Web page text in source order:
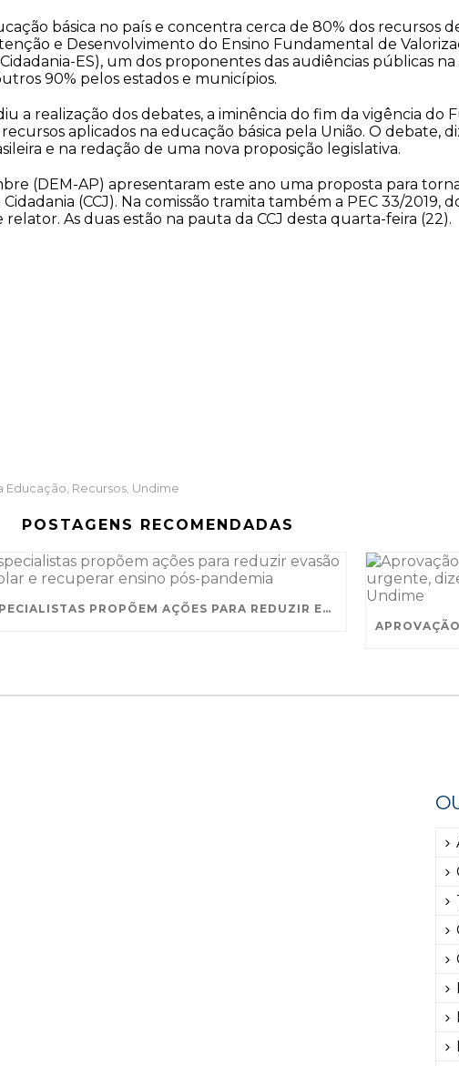
básica no país e concentra cerca de 80% dos recursos
e Desenvolvimento do Ensino Fundamental de
ES), um dos proponentes das audiências públicas
90% pelos estados e municípios.
a realização dos debates, a iminência do fim da vigência do
aplicados na educação básica pela União. O debate,
e na redação de uma nova proposição legislativa.
(DEM-AP) apresentaram este ano uma proposta para
(CCJ). Na comissão tramita também a PEC 33/2019,
As duas estão na pauta da CCJ desta quarta-feira (22).
Educação, Recursos, Undime
POSTAGENS RECOMENDADAS
ESPECIALISTAS PROPÕEM AÇÕES PARA REDUZIR EVASÃO ESCOLAR E RECUPERAR ENSINO PÓS-PANDEMIA